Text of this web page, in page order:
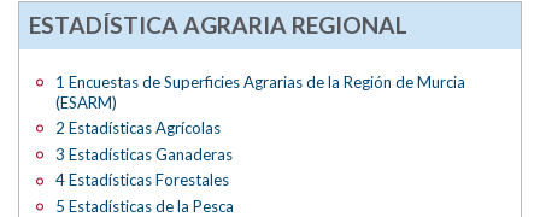
ESTADÍSTICA AGRARIA REGIONAL
1 Encuestas de Superficies Agrarias de la Región de Murcia
(ESARM)
2 Estadísticas Agrícolas
3 Estadísticas Ganaderas
4 Estadísticas Forestales
5 Estadísticas de la Pesca